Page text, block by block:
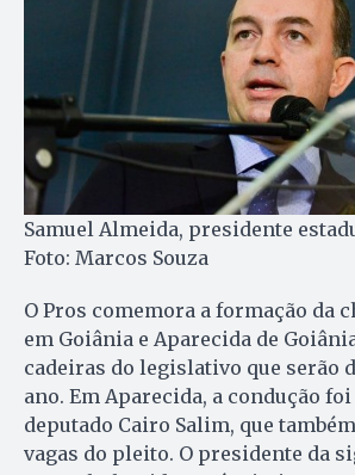
Samuel Almeida, presidente
Foto: Marcos Souza​
O Pros comemora a formação da
em Goiânia e Aparecida de
cadeiras do legislativo que serão
ano. Em Aparecida, a condução
deputado Cairo Salim, que
vagas do pleito. O presidente da